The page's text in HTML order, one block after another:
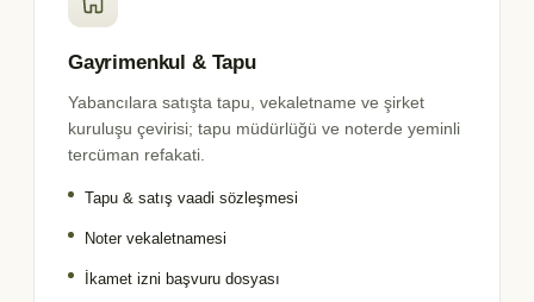
Gayrimenkul & Tapu
Yabancılara satışta tapu, vekaletname ve şirket
kuruluşu çevirisi; tapu müdürlüğü ve noterde yeminli
tercüman refakati.
Tapu & satış vaadi sözleşmesi
Noter vekaletnamesi
İkamet izni başvuru dosyası